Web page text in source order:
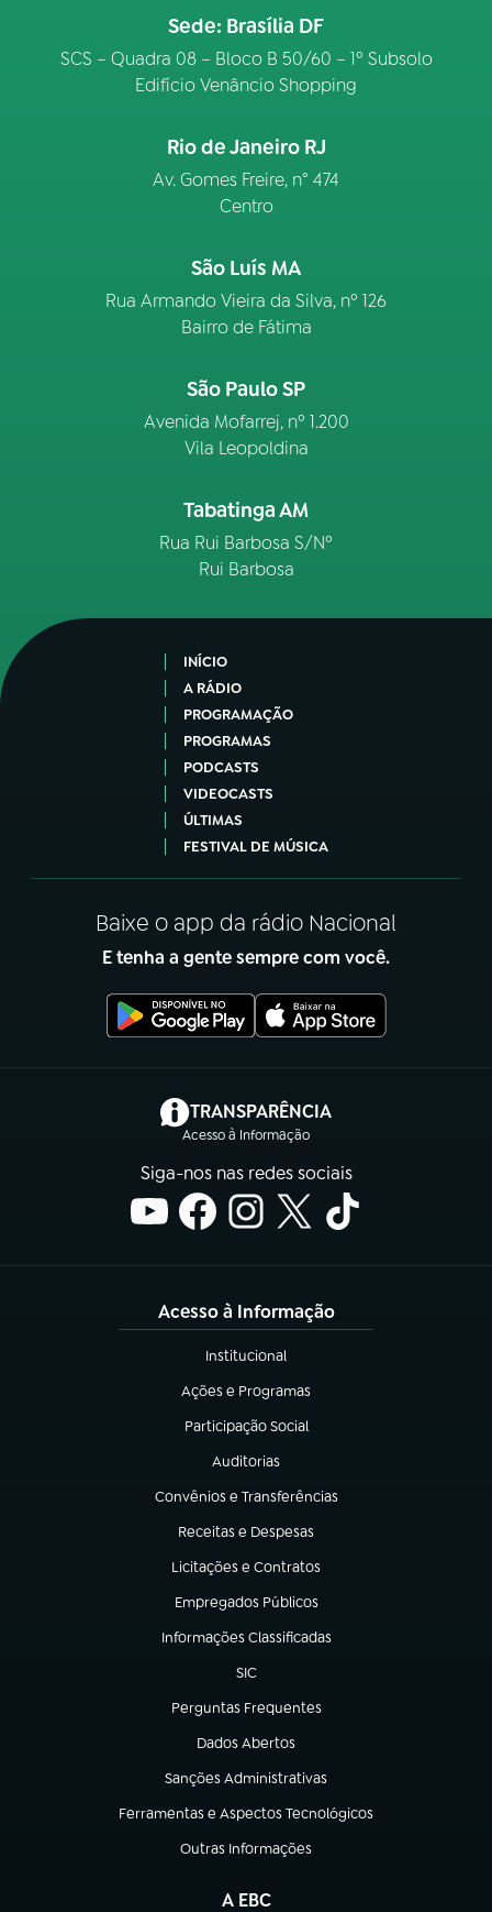
Sede: Brasília DF
SCS – Quadra 08 – Bloco B 50/60 – 1º Subsolo
Edifício Venâncio Shopping
Rio de Janeiro RJ
Av. Gomes Freire, n° 474
Centro
São Luís MA
Rua Armando Vieira da Silva, nº 126
Bairro de Fátima
São Paulo SP
Avenida Mofarrej, nº 1.200
Vila Leopoldina
Tabatinga AM
Rua Rui Barbosa S/Nº
Rui Barbosa
INÍCIO
A RÁDIO
PROGRAMAÇÃO
PROGRAMAS
PODCASTS
VIDEOCASTS
ÚLTIMAS
FESTIVAL DE MÚSICA
Baixe o app da rádio Nacional
E tenha a gente sempre com você.
TRANSPARÊNCIA
Acesso à Informação
(abre em nova aba)
Siga-nos nas redes sociais
Acesso à Informação
Institucional
(abre em nova aba)
Ações e Programas
(abre em nova aba)
Participação Social
(abre em nova aba)
Auditorias
(abre em nova aba)
Convênios e Transferências
(abre em nova aba)
Receitas e Despesas
(abre em nova aba)
Licitações e Contratos
(abre em nova aba)
Empregados Públicos
(abre em nova aba)
Informações Classificadas
(abre em nova aba)
SIC
(abre em nova aba)
Perguntas Frequentes
(abre em nova aba)
Dados Abertos
(abre em nova aba)
Sanções Administrativas
(abre em nova aba)
Ferramentas e Aspectos Tecnológicos
(abre em nova aba)
Outras Informações
(abre em nova aba)
A EBC